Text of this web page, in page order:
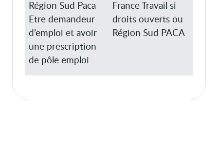
Région Sud Paca
Etre demandeur
d’emploi et avoir
une prescription
de pôle emploi
France Travail si
droits ouverts ou
Région Sud PACA